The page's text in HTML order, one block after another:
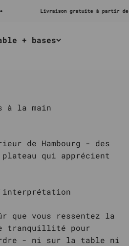
Livraison gratuite à partir de 30€
+ bases
à la main
de Hambourg - des
qui apprécient
que vous ressentez la
tranquillité pour
- ni sur la table ni